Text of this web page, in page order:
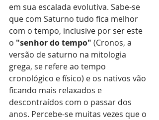
em sua escalada evolutiva. Sabe-se
que com Saturno tudo fica melhor
com o tempo, inclusive por ser este
o "senhor do tempo" (Cronos, a
versão de saturno na mitologia
grega, se refere ao tempo
cronológico e físico) e os nativos vão
ficando mais relaxados e
descontraídos com o passar dos
anos. Percebe-se muitas vezes que o